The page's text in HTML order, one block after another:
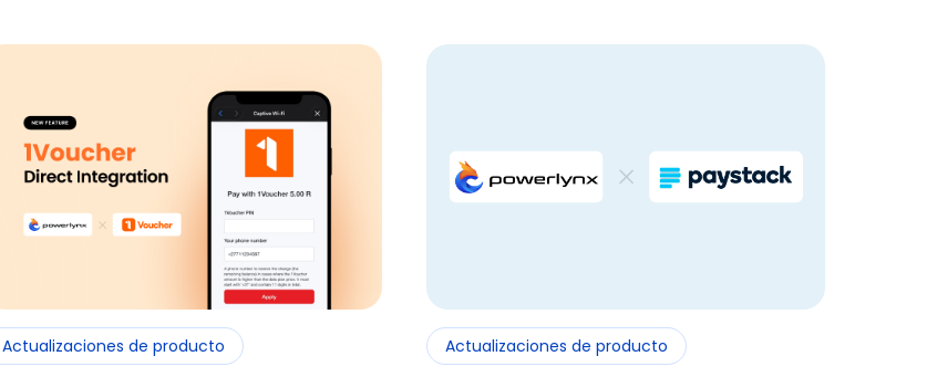
Actualizaciones de producto Actualizaciones de producto